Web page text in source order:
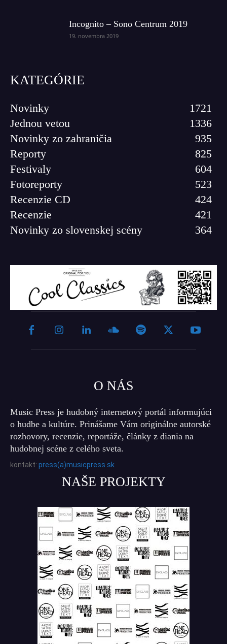
Incognito – Sono Centrum 2019
19. novembra 2019
KATEGÓRIE
Novinky
1721
Jednou vetou
1336
Novinky zo zahraničia
935
Reporty
825
Festivaly
604
Fotoreporty
523
Recenzie CD
424
Recenzie
421
Novinky zo slovenskej scény
364
O NÁS
Music Press je hudobný internetový portál informujúci
o hudbe a kultúre. Prinášame Vám originálne autorské
rozhovory, recenzie, reportáže, články z diania na
hudobnej scéne z celého sveta.
kontakt: press(a)musicpress.sk
NAŠE PROJEKTY